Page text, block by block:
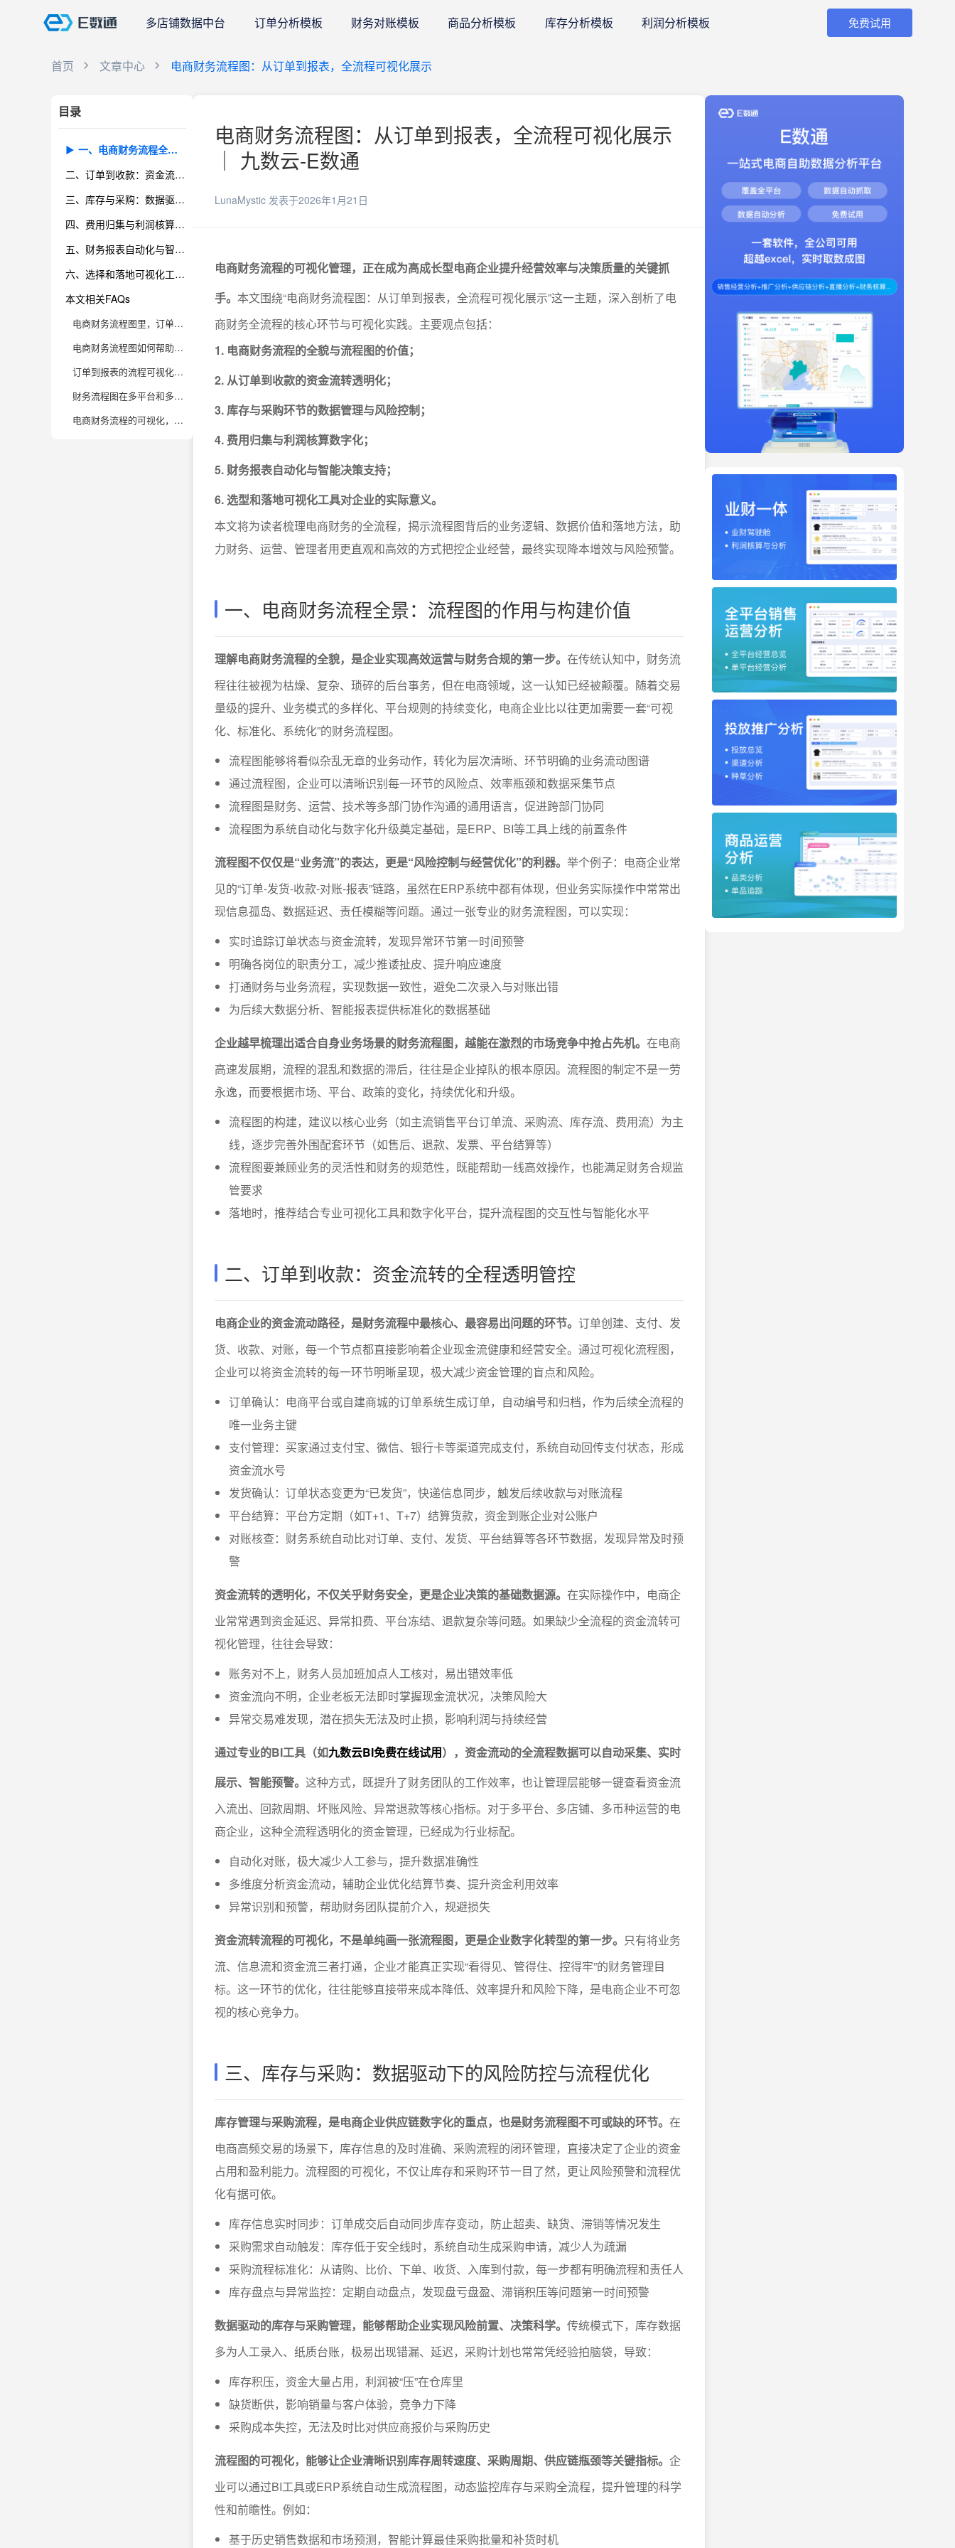
多店铺数据中台 订单分析模板 财务对账模板 商品分析模板 库存分析模板 利润分析模板 免费试用
首页 文章中心 电商财务流程图：从订单到报表，全流程可视化展示
目录
一、电商财务流程全景：流程图的作用与构建价值
二、订单到收款：资金流转的全程透明管控
三、库存与采购：数据驱动下的风险防控与流程优化
四、费用归集与利润核算：数字化提升经营洞察力
五、财务报表自动化与智能决策支持：从数据到洞察
六、选择和落地可视化工具：赋能企业实操与未来发展
本文相关FAQs
电商财务流程图里，订单到报表的关键环节有哪些？
电商财务流程图如何帮助提升企业管理效率？
订单到报表的流程可视化，如何保障数据的准确性和安全性？
财务流程图在多平台和多渠道电商业务中该如何搭建？
电商财务流程的可视化，对企业数据分析有哪些实际价值？
电商财务流程图：从订单到报表，全流程可视化展示
｜ 九数云-E数通
LunaMystic 发表于2026年1月21日
电商财务流程的可视化管理，正在成为高成长型电商企业提升经营效率与决策质量的关键抓
手。 本文围绕“电商财务流程图：从订单到报表，全流程可视化展示”这一主题，深入剖析了电
商财务全流程的核心环节与可视化实践。主要观点包括：
1. 电商财务流程的全貌与流程图的价值；
2. 从订单到收款的资金流转透明化；
3. 库存与采购环节的数据管理与风险控制；
4. 费用归集与利润核算数字化；
5. 财务报表自动化与智能决策支持；
6. 选型和落地可视化工具对企业的实际意义。
本文将为读者梳理电商财务的全流程，揭示流程图背后的业务逻辑、数据价值和落地方法，助
力财务、运营、管理者用更直观和高效的方式把控企业经营，最终实现降本增效与风险预警。
一、电商财务流程全景：流程图的作用与构建价值
理解电商财务流程的全貌，是企业实现高效运营与财务合规的第一步。 在传统认知中，财务流
程往往被视为枯燥、复杂、琐碎的后台事务，但在电商领域，这一认知已经被颠覆。随着交易
量级的提升、业务模式的多样化、平台规则的持续变化，电商企业比以往更加需要一套“可视
化、标准化、系统化”的财务流程图。
流程图能够将看似杂乱无章的业务动作，转化为层次清晰、环节明确的业务流动图谱
通过流程图，企业可以清晰识别每一环节的风险点、效率瓶颈和数据采集节点
流程图是财务、运营、技术等多部门协作沟通的通用语言，促进跨部门协同
流程图为系统自动化与数字化升级奠定基础，是ERP、BI等工具上线的前置条件
流程图不仅仅是“业务流”的表达，更是“风险控制与经营优化”的利器。 举个例子：电商企业常
见的“订单-发货-收款-对账-报表”链路，虽然在ERP系统中都有体现，但业务实际操作中常常出
现信息孤岛、数据延迟、责任模糊等问题。通过一张专业的财务流程图，可以实现：
实时追踪订单状态与资金流转，发现异常环节第一时间预警
明确各岗位的职责分工，减少推诿扯皮、提升响应速度
打通财务与业务流程，实现数据一致性，避免二次录入与对账出错
为后续大数据分析、智能报表提供标准化的数据基础
企业越早梳理出适合自身业务场景的财务流程图，越能在激烈的市场竞争中抢占先机。 在电商
高速发展期，流程的混乱和数据的滞后，往往是企业掉队的根本原因。流程图的制定不是一劳
永逸，而要根据市场、平台、政策的变化，持续优化和升级。
流程图的构建，建议以核心业务（如主流销售平台订单流、采购流、库存流、费用流）为主
线，逐步完善外围配套环节（如售后、退款、发票、平台结算等）
流程图要兼顾业务的灵活性和财务的规范性，既能帮助一线高效操作，也能满足财务合规监
管要求
落地时，推荐结合专业可视化工具和数字化平台，提升流程图的交互性与智能化水平
二、订单到收款：资金流转的全程透明管控
电商企业的资金流动路径，是财务流程中最核心、最容易出问题的环节。 订单创建、支付、发
货、收款、对账，每一个节点都直接影响着企业现金流健康和经营安全。通过可视化流程图，
企业可以将资金流转的每一环节明晰呈现，极大减少资金管理的盲点和风险。
订单确认：电商平台或自建商城的订单系统生成订单，自动编号和归档，作为后续全流程的
唯一业务主键
支付管理：买家通过支付宝、微信、银行卡等渠道完成支付，系统自动回传支付状态，形成
资金流水号
发货确认：订单状态变更为“已发货”，快递信息同步，触发后续收款与对账流程
平台结算：平台方定期（如T+1、T+7）结算货款，资金到账企业对公账户
对账核查：财务系统自动比对订单、支付、发货、平台结算等各环节数据，发现异常及时预
警
资金流转的透明化，不仅关乎财务安全，更是企业决策的基础数据源。 在实际操作中，电商企
业常常遇到资金延迟、异常扣费、平台冻结、退款复杂等问题。如果缺少全流程的资金流转可
视化管理，往往会导致：
账务对不上，财务人员加班加点人工核对，易出错效率低
资金流向不明，企业老板无法即时掌握现金流状况，决策风险大
异常交易难发现，潜在损失无法及时止损，影响利润与持续经营
通过专业的BI工具（如九数云BI免费在线试用），资金流动的全流程数据可以自动采集、实时
展示、智能预警。 这种方式，既提升了财务团队的工作效率，也让管理层能够一键查看资金流
入流出、回款周期、坏账风险、异常退款等核心指标。对于多平台、多店铺、多币种运营的电
商企业，这种全流程透明化的资金管理，已经成为行业标配。
自动化对账，极大减少人工参与，提升数据准确性
多维度分析资金流动，辅助企业优化结算节奏、提升资金利用效率
异常识别和预警，帮助财务团队提前介入，规避损失
资金流转流程的可视化，不是单纯画一张流程图，更是企业数字化转型的第一步。 只有将业务
流、信息流和资金流三者打通，企业才能真正实现“看得见、管得住、控得牢”的财务管理目
标。这一环节的优化，往往能够直接带来成本降低、效率提升和风险下降，是电商企业不可忽
视的核心竞争力。
三、库存与采购：数据驱动下的风险防控与流程优化
库存管理与采购流程，是电商企业供应链数字化的重点，也是财务流程图不可或缺的环节。 在
电商高频交易的场景下，库存信息的及时准确、采购流程的闭环管理，直接决定了企业的资金
占用和盈利能力。流程图的可视化，不仅让库存和采购环节一目了然，更让风险预警和流程优
化有据可依。
库存信息实时同步：订单成交后自动同步库存变动，防止超卖、缺货、滞销等情况发生
采购需求自动触发：库存低于安全线时，系统自动生成采购申请，减少人为疏漏
采购流程标准化：从请购、比价、下单、收货、入库到付款，每一步都有明确流程和责任人
库存盘点与异常监控：定期自动盘点，发现盘亏盘盈、滞销积压等问题第一时间预警
数据驱动的库存与采购管理，能够帮助企业实现风险前置、决策科学。 传统模式下，库存数据
多为人工录入、纸质台账，极易出现错漏、延迟，采购计划也常常凭经验拍脑袋，导致：
库存积压，资金大量占用，利润被“压”在仓库里
缺货断供，影响销量与客户体验，竞争力下降
采购成本失控，无法及时比对供应商报价与采购历史
流程图的可视化，能够让企业清晰识别库存周转速度、采购周期、供应链瓶颈等关键指标。 企
业可以通过BI工具或ERP系统自动生成流程图，动态监控库存与采购全流程，提升管理的科学
性和前瞻性。例如：
基于历史销售数据和市场预测，智能计算最佳采购批量和补货时机